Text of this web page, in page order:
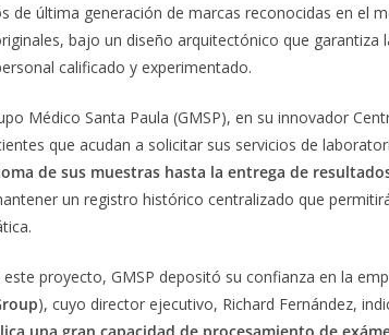
de última generación de marcas reconocidas en el
bajo un diseño arquitectónico que garantiza
calificado y experimentado.
Médico Santa Paula (GMSP), en su innovador
que acudan a solicitar sus servicios de
de sus muestras hasta la entrega de
un registro histórico centralizado que
proyecto, GMSP depositó su confianza en la
), cuyo director ejecutivo, Richard Fernández,